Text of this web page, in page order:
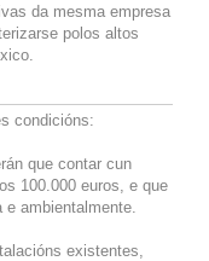
da mesma empresa
polos altos
condicións:
que contar cun
100.000 euros, e que
ambientalmente.
existentes,